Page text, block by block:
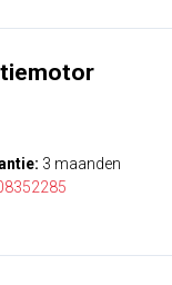
3 maanden